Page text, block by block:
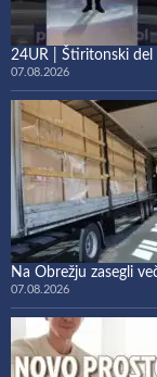
24UR | Štiritonski del
07.08.2026
Na Obrežju zasegli
07.08.2026